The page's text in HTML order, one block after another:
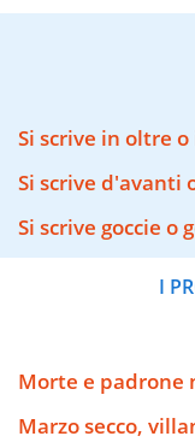
Si scrive in oltre
Si scrive d'avanti
Si scrive goccie o
I
Morte e padrone
Marzo secco,